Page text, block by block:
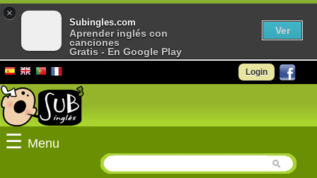
Login
☰ Menu
×
Subingles.com
Aprender inglés con
canciones
Gratis - En Google Play
Ver